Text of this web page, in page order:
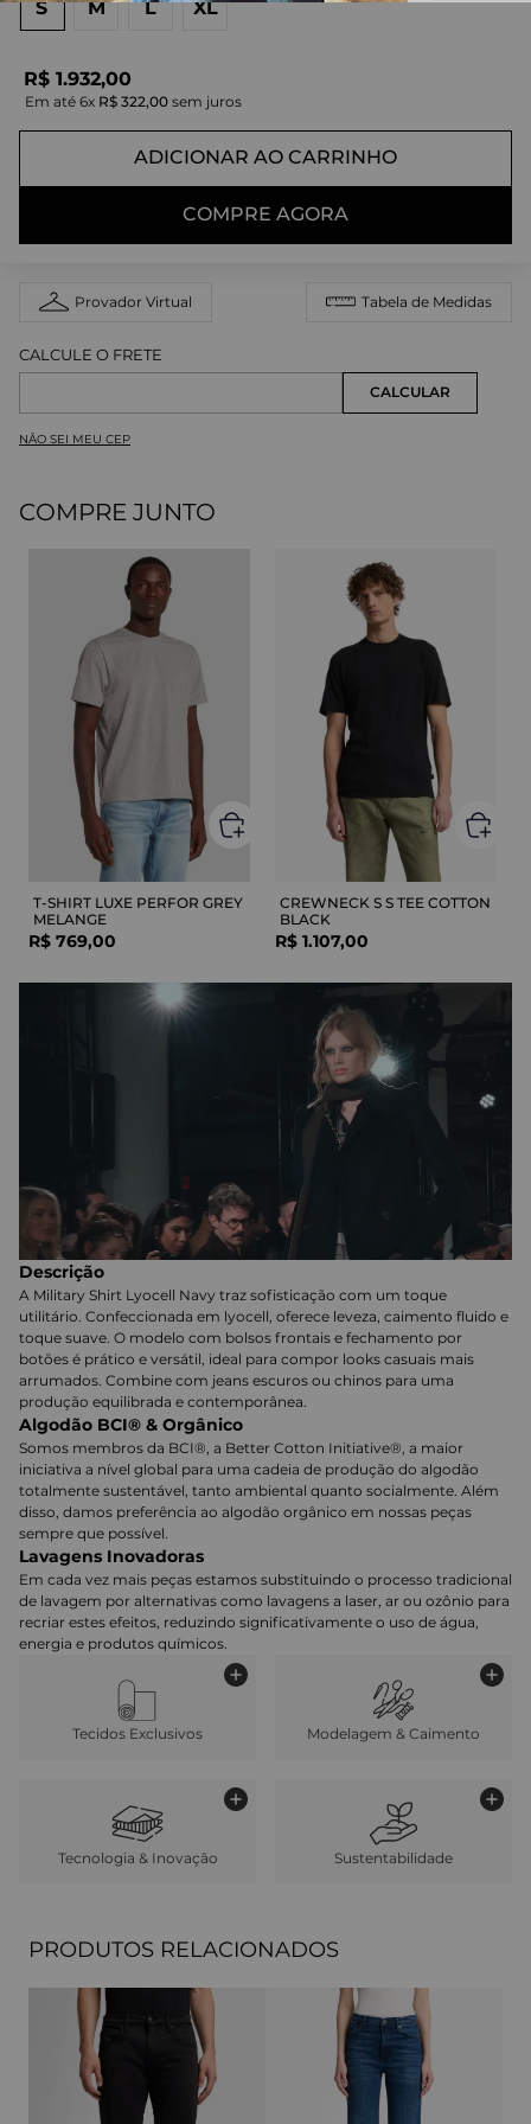
S M L XL
R$ 1.932,00
Em até 6x R$ 322,00 sem juros
ADICIONAR AO CARRINHO
COMPRE AGORA
Provador Virtual Tabela de Medidas
NÃO SEI MEU CEP
COMPRE JUNTO
T-SHIRT LUXE PERFOR GREY
MELANGE
R$ 769,00
CREWNECK S S TEE COTTON
BLACK
R$ 1.107,00
Descrição
A Military Shirt Lyocell Navy traz sofisticação com um toque
utilitário. Confeccionada em lyocell, oferece leveza, caimento fluido e
toque suave. O modelo com bolsos frontais e fechamento por
botões é prático e versátil, ideal para compor looks casuais mais
arrumados. Combine com jeans escuros ou chinos para uma
produção equilibrada e contemporânea.
Algodão BCI® & Orgânico
Somos membros da BCI®, a Better Cotton Initiative®, a maior
iniciativa a nível global para uma cadeia de produção do algodão
totalmente sustentável, tanto ambiental quanto socialmente. Além
disso, damos preferência ao algodão orgânico em nossas peças
sempre que possível.
Lavagens Inovadoras
Em cada vez mais peças estamos substituindo o processo tradicional
de lavagem por alternativas como lavagens a laser, ar ou ozônio para
recriar estes efeitos, reduzindo significativamente o uso de água,
energia e produtos químicos.
Tecidos Exclusivos Modelagem & Caimento
Tecnologia & Inovação Sustentabilidade
PRODUTOS RELACIONADOS